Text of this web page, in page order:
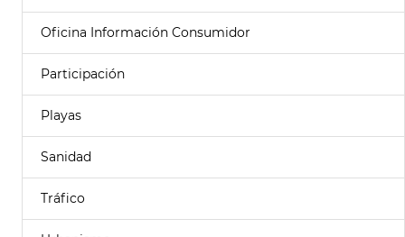
Oficina Información Consumidor
Participación
Playas
Sanidad
Tráfico